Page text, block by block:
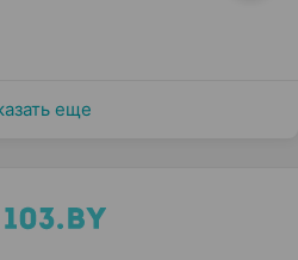
еще